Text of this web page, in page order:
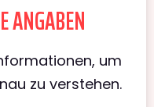
ANGABEN
um
zu verstehen.